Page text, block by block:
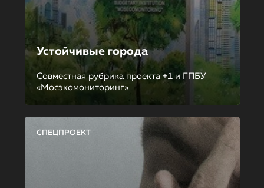
Устойчивые города
Совместная рубрика проекта +1 и ГПБУ
«Мосэкомониторинг»
СПЕЦПРОЕКТ